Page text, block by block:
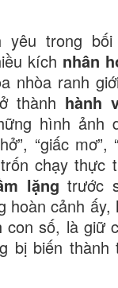
yêu trong bối
kích nhân
nhòa ranh
thành hành
hình ảnh
“giấc mơ”,
chạy thực
lặng trước
hoàn cảnh
con số, là giữ
bị biến thành